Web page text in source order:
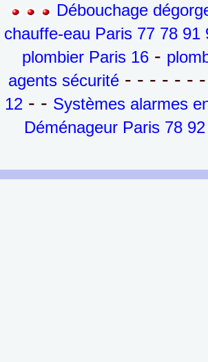
Débouchage
chauffe-eau Paris 77 78 91
plombier Paris 16 -
agents sécurité - - - - - -
12 - - Systèmes alarmes
Déménageur Paris 78